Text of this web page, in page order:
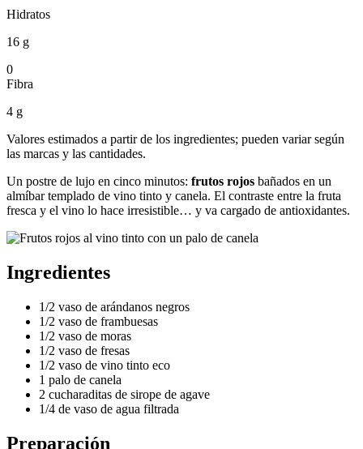
Hidratos
16 g
0
Fibra
4 g
Valores estimados a partir de los ingredientes; pueden variar según
las marcas y las cantidades.
Un postre de lujo en cinco minutos: frutos rojos bañados en un
almíbar templado de vino tinto y canela. El contraste entre la fruta
fresca y el vino lo hace irresistible… y va cargado de antioxidantes.
Ingredientes
1/2 vaso de arándanos negros
1/2 vaso de frambuesas
1/2 vaso de moras
1/2 vaso de fresas
1/2 vaso de vino tinto eco
1 palo de canela
2 cucharaditas de sirope de agave
1/4 de vaso de agua filtrada
Preparación